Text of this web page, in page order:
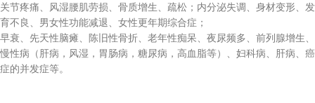
关节疼痛、风湿腰肌劳损、骨质增生、疏松；内分泌失调、身材变形、发
育不良、男女性功能减退、女性更年期综合症；
早衰、先天性脑瘫、陈旧性骨折、老年性痴呆、夜尿频多、前列腺增生、
慢性病（肝病，风湿，胃肠病，糖尿病，高血脂等）、妇科病、肝病、癌
症的并发症等。